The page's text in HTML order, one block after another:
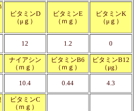
ビタミンD
（μｇ）
ビタミンE
（ｍｇ）
ビタミンK
（μｇ）
12 1.2 0
ナイアシン
（ｍｇ）
ビタミンB6
（ｍｇ）
ビタミンB12
（μg）
10.4 0.44 4.3
ビタミンC
（ｍｇ）